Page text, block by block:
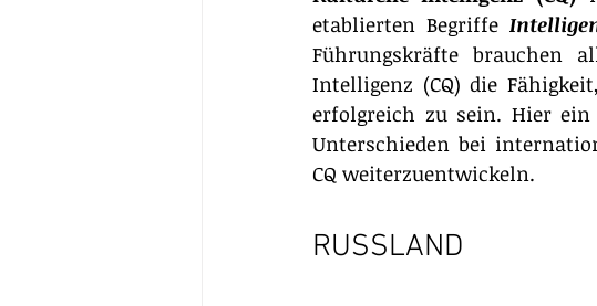
etablierten Begriffe
Führungskräfte brauchen
Intelligenz (CQ) die
erfolgreich zu sein. Hier
Unterschieden bei
CQ weiterzuentwickeln.
RUSSLAND